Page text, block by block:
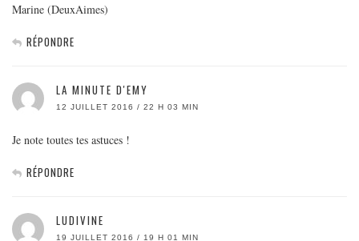
Marine (DeuxAimes)
RÉPONDRE
LA MINUTE D'EMY
12 JUILLET 2016 / 22 H 03 MIN
Je note toutes tes astuces !
RÉPONDRE
LUDIVINE
19 JUILLET 2016 / 19 H 01 MIN